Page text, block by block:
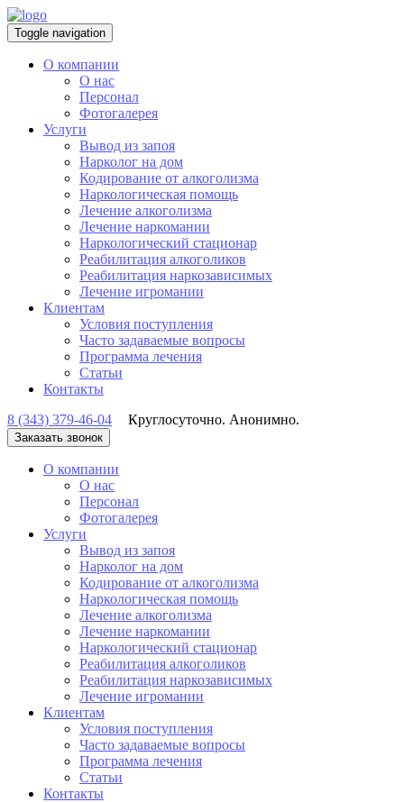
Toggle navigation
О компании
О нас
Персонал
Фотогалерея
Услуги
Вывод из запоя
Нарколог на дом
Кодирование от алкоголизма
Наркологическая помощь
Лечение алкоголизма
Лечение наркомании
Наркологический стационар
Реабилитация алкоголиков
Реабилитация наркозависимых
Лечение игромании
Клиентам
Условия поступления
Часто задаваемые вопросы
Программа лечения
Статьи
Контакты
8 (343) 379-46-04
Круглосуточно. Анонимно.
Заказать звонок
О компании
О нас
Персонал
Фотогалерея
Услуги
Вывод из запоя
Нарколог на дом
Кодирование от алкоголизма
Наркологическая помощь
Лечение алкоголизма
Лечение наркомании
Наркологический стационар
Реабилитация алкоголиков
Реабилитация наркозависимых
Лечение игромании
Клиентам
Условия поступления
Часто задаваемые вопросы
Программа лечения
Статьи
Контакты